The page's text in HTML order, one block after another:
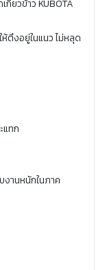
ยวข้าว KUBOTA
ตึงอยู่ในแนว ไม่หลุด
ทก
งานหนักในภาค